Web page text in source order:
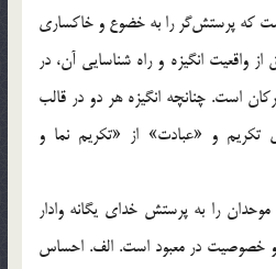
كه پرستش‌گر را به خضوع و خاكساري
واقعيت انگيزه و راه شناسايي آن، در
است. چنانچه انگيزه هر دو در قالب
و «عبادت» از «تكريم نما و
را به پرستش خداي يگانه وادار
خصوصيت در معبود است. الف. احساس